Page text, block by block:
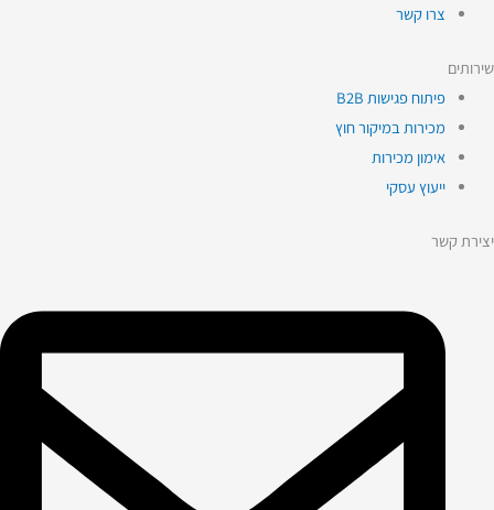
צרו קשר
שירותים
פיתוח פגישות B2B
מכירות במיקור חוץ
אימון מכירות
ייעוץ עסקי
יצירת קשר